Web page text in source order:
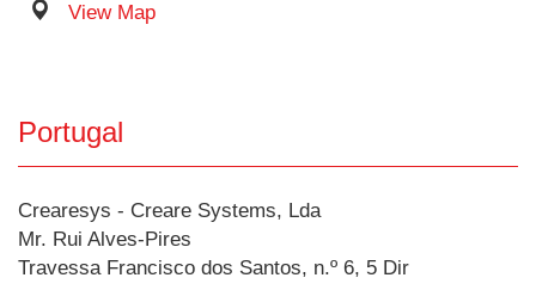
View Map
Portugal
Crearesys - Creare Systems, Lda
Mr. Rui Alves-Pires
Travessa Francisco dos Santos, n.º 6, 5 Dir